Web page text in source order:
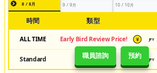
職員諮詢 預約
8 / 8月 9 / 9月 10 / 10月
時間 類型
ALL TIME Early Bird Review Price! ¥ JPY
Standard Regular Price ¥ JPY